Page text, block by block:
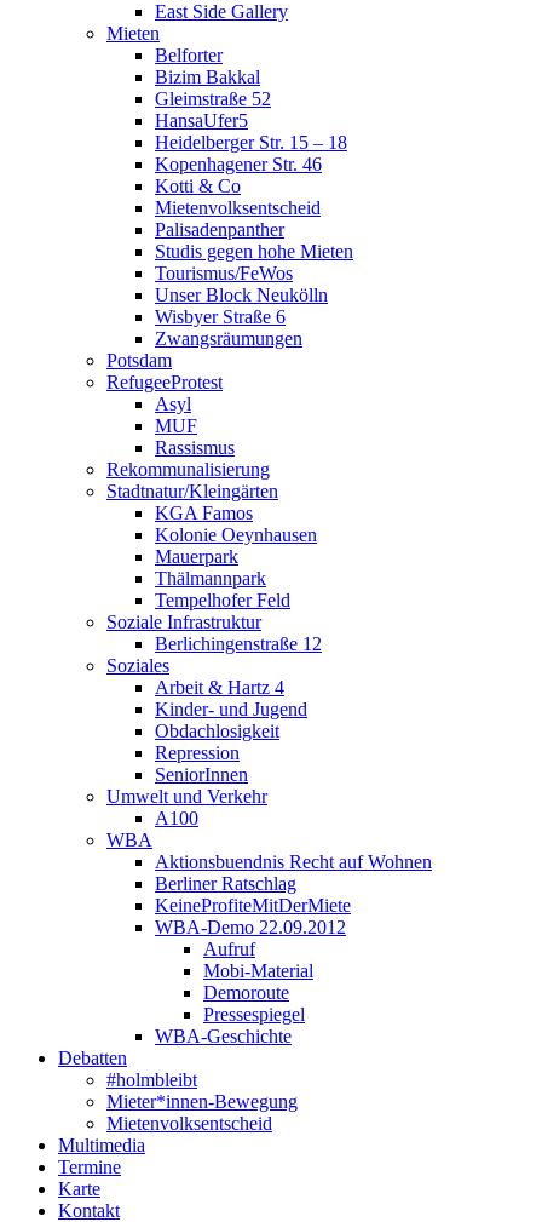
East Side Gallery
Mieten
Belforter
Bizim Bakkal
Gleimstraße 52
HansaUfer5
Heidelberger Str. 15 – 18
Kopenhagener Str. 46
Kotti & Co
Mietenvolksentscheid
Palisadenpanther
Studis gegen hohe Mieten
Tourismus/FeWos
Unser Block Neukölln
Wisbyer Straße 6
Zwangsräumungen
Potsdam
RefugeeProtest
Asyl
MUF
Rassismus
Rekommunalisierung
Stadtnatur/Kleingärten
KGA Famos
Kolonie Oeynhausen
Mauerpark
Thälmannpark
Tempelhofer Feld
Soziale Infrastruktur
Berlichingenstraße 12
Soziales
Arbeit & Hartz 4
Kinder- und Jugend
Obdachlosigkeit
Repression
SeniorInnen
Umwelt und Verkehr
A100
WBA
Aktionsbuendnis Recht auf Wohnen
Berliner Ratschlag
KeineProfiteMitDerMiete
WBA-Demo 22.09.2012
Aufruf
Mobi-Material
Demoroute
Pressespiegel
WBA-Geschichte
Debatten
#holmbleibt
Mieter*innen-Bewegung
Mietenvolksentscheid
Multimedia
Termine
Karte
Kontakt